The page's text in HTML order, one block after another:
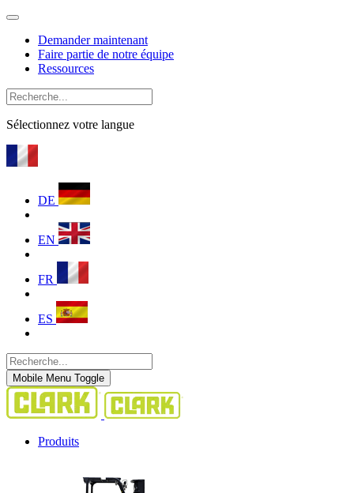
Demander maintenant
Faire partie de notre équipe
Ressources
Sélectionnez votre langue
DE
EN
FR
ES
Mobile Menu Toggle
Produits